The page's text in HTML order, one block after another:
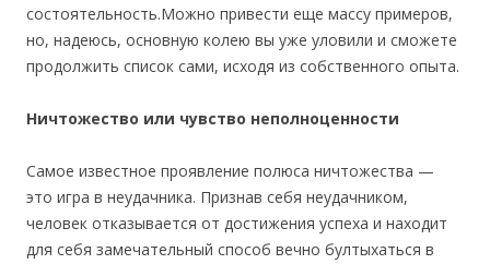
состоятельность.Можно привести еще массу примеров,
но, надеюсь, основную колею вы уже уловили и сможете
продолжить список сами, исходя из собственного опыта.
Ничтожество или чувство неполноценности
Самое известное проявление полюса ничтожества —
это игра в неудачника. Признав себя неудачником,
человек отказывается от достижения успеха и находит
для себя замечательный способ вечно бултыхаться в